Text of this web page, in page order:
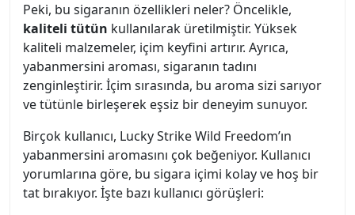
Peki, bu sigaranın özellikleri neler? Öncelikle,
kaliteli tütün kullanılarak üretilmiştir. Yüksek
kaliteli malzemeler, içim keyfini artırır. Ayrıca,
yabanmersini aroması, sigaranın tadını
zenginleştirir. İçim sırasında, bu aroma sizi sarıyor
ve tütünle birleşerek eşsiz bir deneyim sunuyor.
Birçok kullanıcı, Lucky Strike Wild Freedom’ın
yabanmersini aromasını çok beğeniyor. Kullanıcı
yorumlarına göre, bu sigara içimi kolay ve hoş bir
tat bırakıyor. İşte bazı kullanıcı görüşleri: